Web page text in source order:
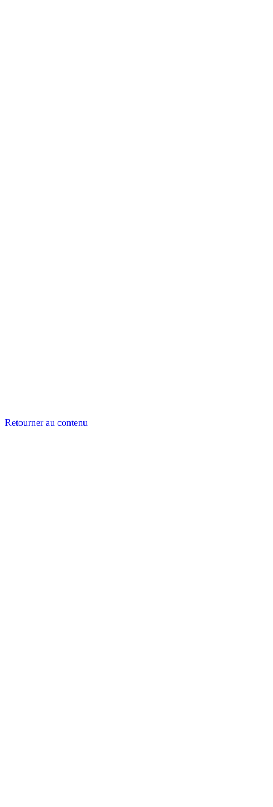
Retourner au contenu